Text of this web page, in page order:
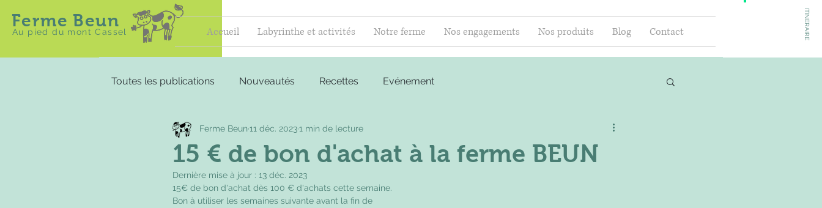
ITINERAIRE
Ferme Beun
Au pied du mont Cassel Accueil Labyrinthe et activités Notre ferme Nos engagements Nos produits Blog Contact
Toutes les publications Nouveautés Recettes Evénement
15 € de bon d'achat à la ferme BEUN
Ferme Beun11 déc. 20231 min de lecture
Dernière mise à jour : 13 déc. 2023
15€ de bon d'achat dès 100 € d'achats cette semaine.
Bon à utiliser les semaines suivante avant la fin de